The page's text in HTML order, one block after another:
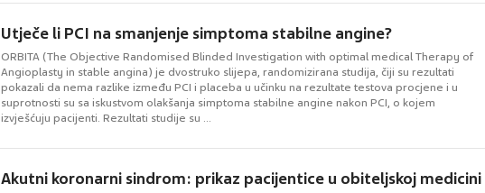
Utječe li PCI na smanjenje simptoma stabilne angine?
ORBITA (The Objective Randomised Blinded Investigation with optimal medical Therapy of
Angioplasty in stable angina) je dvostruko slijepa, randomizirana studija, čiji su rezultati
pokazali da nema razlike između PCI i placeba u učinku na rezultate testova procjene i u
suprotnosti su sa iskustvom olakšanja simptoma stabilne angine nakon PCI, o kojem
izvješćuju pacijenti. Rezultati studije su ...
Akutni koronarni sindrom: prikaz pacijentice u obiteljskoj medicini